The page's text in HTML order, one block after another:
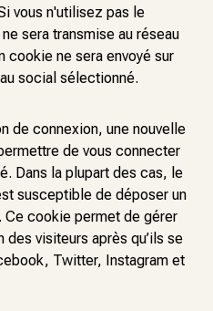
vous n'utilisez pas le
sera transmise au réseau
cookie ne sera envoyé sur
social sélectionné.
de connexion, une nouvelle
de vous connecter
Dans la plupart des cas, le
susceptible de déposer un
Ce cookie permet de gérer
des visiteurs après qu’ils se
Twitter, Instagram et